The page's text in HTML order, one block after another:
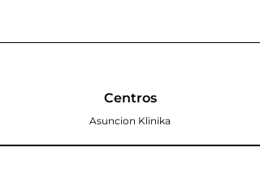
Centros
Asuncion Klinika